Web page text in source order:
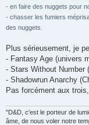
- en faire des nuggets pour
- chasser les fumiers
des nuggets.
Plus sérieusement, je
- Fantasy Age (univers
- Stars Without Number
- Shadowrun Anarchy
Pas forcément aux
"D&D, c'est le porteur de
âme, de nous voler notre